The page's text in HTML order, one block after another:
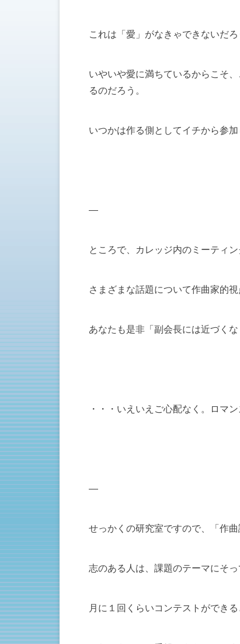
これは「愛」がなきゃできないだ
いやいや愛に満ちているからこそ
るのだろう。
いつかは作る側としてイチから参加
—
ところで、カレッジ内のミーティ
さまざまな話題について作曲家的
あなたも是非「副会長には近づく
・・・いえいえご心配なく。ロマ
—
せっかくの研究室ですので、「作
志のある人は、課題のテーマにそ
月に１回くらいコンテストができる